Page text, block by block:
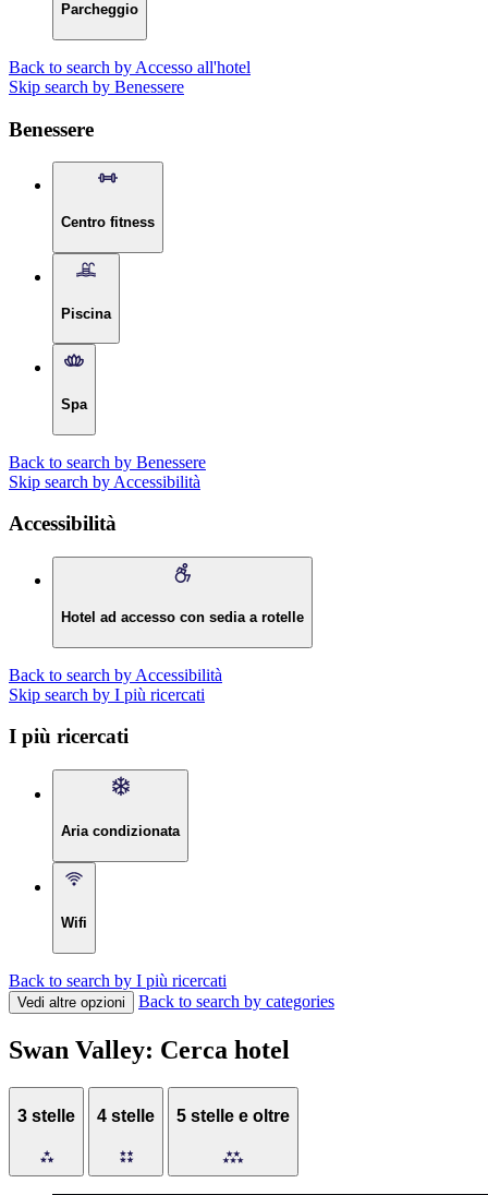
Parcheggio
Back to search by Accesso all'hotel
Skip search by Benessere
Benessere
Centro fitness
Piscina
Spa
Back to search by Benessere
Skip search by Accessibilità
Accessibilità
Hotel ad accesso con sedia a rotelle
Back to search by Accessibilità
Skip search by I più ricercati
I più ricercati
Aria condizionata
Wifi
Back to search by I più ricercati
Vedi altre opzioni Back to search by categories
Swan Valley: Cerca hotel
3 stelle 4 stelle 5 stelle e oltre